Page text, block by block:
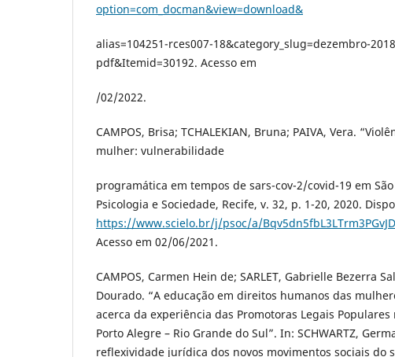
option=com_docman&view=download&
alias=104251-rces007-18&category_slug=dezembro-
pdf&Itemid=30192. Acesso em
/02/2022.
CAMPOS, Brisa; TCHALEKIAN, Bruna; PAIVA, Vera.
mulher: vulnerabilidade
programática em tempos de sars-cov-2/covid-19 em São
Psicologia e Sociedade, Recife, v. 32, p. 1-20, 2020.
https://www.scielo.br/j/psoc/a/
Acesso em 02/06/2021.
CAMPOS, Carmen Hein de; SARLET, Gabrielle Bezerra
Dourado. “A educação em direitos humanos das
acerca da experiência das Promotoras Legais
Porto Alegre – Rio Grande do Sul”. In: SCHWARTZ,
reflexividade jurídica dos novos movimentos sociais do